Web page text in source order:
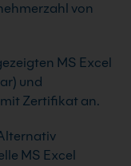
von
MS Excel
und
Zertifikat an.
MS Excel